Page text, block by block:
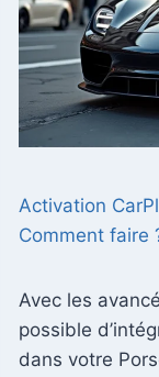
Activation
Comment faire
Avec les
possible
dans votre